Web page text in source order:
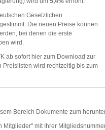
Gesetzlichen
Die neuen Preise können
bei denen die erste
wird.
ab sofort hier zum Download zur
Preislisten wird rechtzeitig bis zum
Bereich Dokumente zum
Mitglieder" mit Ihrer